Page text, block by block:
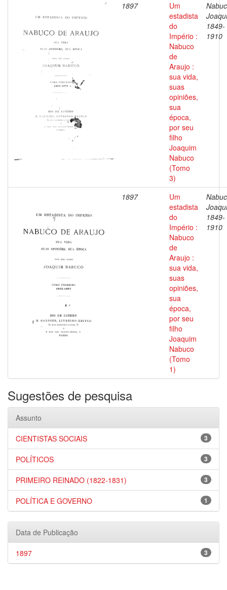
1897
Um
estadista
do
Império :
Nabuco
de
Araujo :
sua vida,
suas
opiniões,
sua
época,
por seu
filho
Joaquim
Nabuco
(Tomo
3)
1849-
1910
1897
Um
estadista
do
Império :
Nabuco
de
Araujo :
sua vida,
suas
opiniões,
sua
época,
por seu
filho
Joaquim
Nabuco
(Tomo
1)
1849-
1910
Sugestões de pesquisa
Assunto
3
CIENTISTAS SOCIAIS
3
POLÍTICOS
3
PRIMEIRO REINADO (1822-1831)
1
POLÍTICA E GOVERNO
Data de Publicação
3
1897